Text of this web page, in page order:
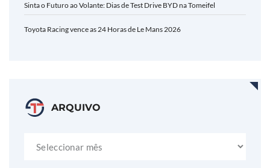
Sinta o Futuro ao Volante: Dias de Test Drive BYD na Tomeifel
Toyota Racing vence as 24 Horas de Le Mans 2026
ARQUIVO